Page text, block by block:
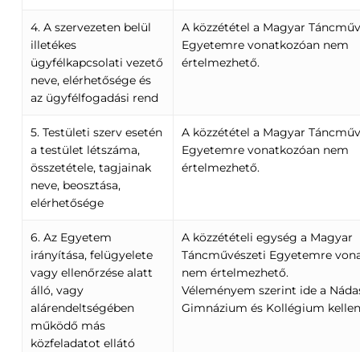
4. A szervezeten belül
illetékes
ügyfélkapcsolati vezető
neve, elérhetősége és
az ügyfélfogadási rend
A közzététel a Magyar
Egyetemre vonatkozóan nem
értelmezhető.
5. Testületi szerv esetén
a testület létszáma,
összetétele, tagjainak
neve, beosztása,
elérhetősége
A közzététel a Magyar
Egyetemre vonatkozóan nem
értelmezhető.
6. Az Egyetem
irányítása, felügyelete
vagy ellenőrzése alatt
álló, vagy
alárendeltségében
működő más
közfeladatot ellátó
A közzétételi egység a Magyar
Táncművészeti Egyetemre
nem értelmezhető.
Véleményem szerint ide a
Gimnázium és Kollégium